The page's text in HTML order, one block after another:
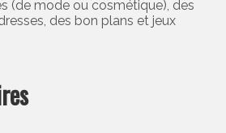
(de mode ou cosmétique), des
des bon plans et jeux